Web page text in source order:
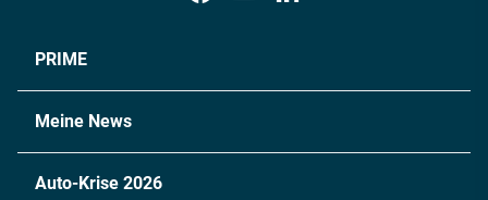
PRIME
Meine News
Auto-Krise 2026